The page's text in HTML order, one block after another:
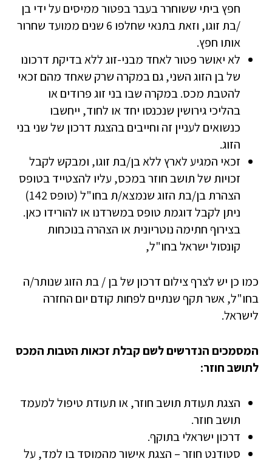
חפץ ביתי ששוחרר בעבר בפטור ממיסים על ידי בן
/בת זוגו, וזאת בתנאי שחלפו 6 שנים ממועד שחרור
אותו חפץ.
לא יאושר פטור לאחד מבני-זוג ללא בדיקת דרכונו
של בן הזוג השני, גם במקרה שרק שאחד מהם זכאי
להטבת מכס. במקרה שבו בני זוג פרודים או
בהליכי גירושין שנכנסו יחד או לחוד, ייחשבו
כנשואים לעניין זה וחייבים בהצגת דרכון של שני בני
הזוג.
זכאי המגיע לארץ ללא בן/בת זוגו, ומבקש לקבל
זכויות של תושב חוזר במכס, עליו להצטייד בטופס
הצהרת בן/בת הזוג שנמצא/ת בחו"ל (טופס 142)
ניתן לקבל דוגמת טופס במשרדנו או להורידו כאן.
בצירוף חתימה נוטריונית או הצהרה בנוכחות
קונסול ישראל בחו"ל,
כמו כן יש לצרף צילום דרכון של בן / בת הזוג שנותר/ה
בחו"ל, אשר תקף שנתיים לפחות קודם יום החזרה
לישראל.
המסמכים הנדרשים לשם קבלת זכאות הטבות המכס
לתושב חוזר:
הצגת תעודת תושב חוזר, או תעודת טיפול למעמד
תושב חוזר.
דרכון ישראלי בתוקף.
סטודנט חוזר – הצגת אישור מהמוסד בו למד, על